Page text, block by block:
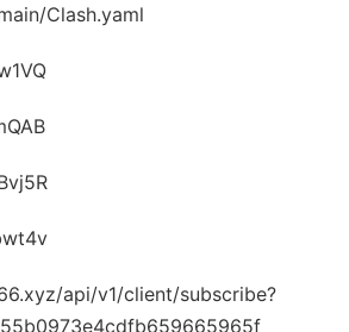
Clash.yaml
api/v1/client/subscribe?